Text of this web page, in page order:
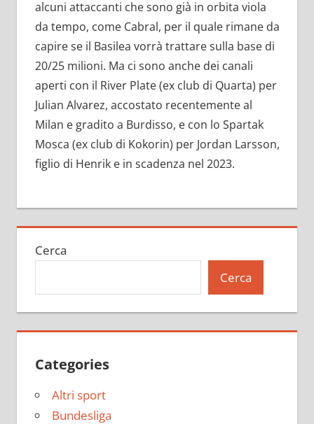
alcuni attaccanti che sono già in orbita viola
da tempo, come Cabral, per il quale rimane da
capire se il Basilea vorrà trattare sulla base di
20/25 milioni. Ma ci sono anche dei canali
aperti con il River Plate (ex club di Quarta) per
Julian Alvarez, accostato recentemente al
Milan e gradito a Burdisso, e con lo Spartak
Mosca (ex club di Kokorin) per Jordan Larsson,
figlio di Henrik e in scadenza nel 2023.
Cerca
Cerca
Categories
Altri sport
Bundesliga